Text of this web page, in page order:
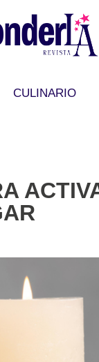
CULINARIO